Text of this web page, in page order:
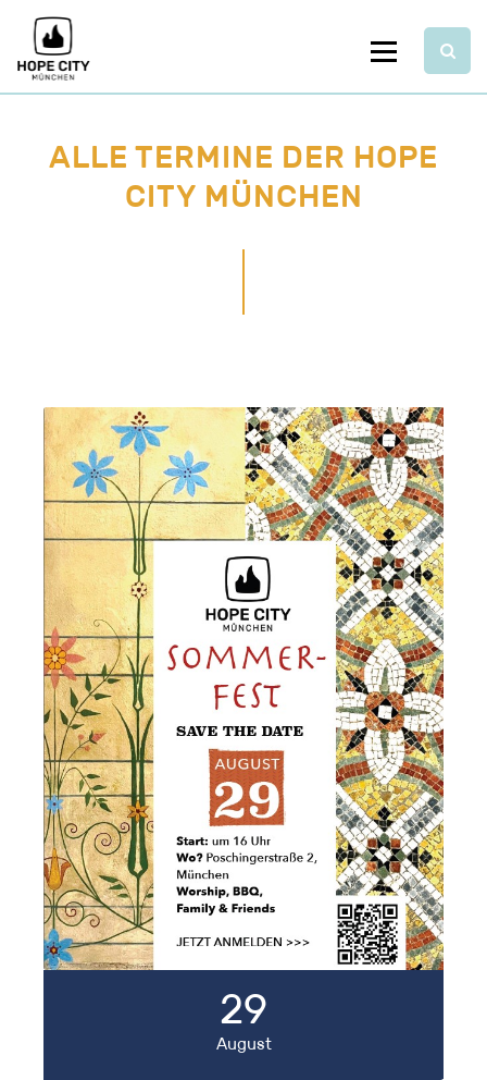
content
Menu
Unsere Angebote Über HOPE City
Blog Unterstützen Kontakt
ALLE TERMINE DER HOPE
CITY MÜNCHEN
29
August